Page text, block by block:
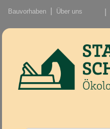
Bauvorhaben Über uns